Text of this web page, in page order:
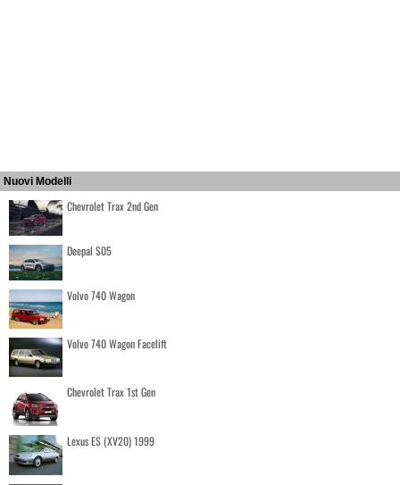
Nuovi Modelli
Chevrolet Trax 2nd Gen
Deepal S05
Volvo 740 Wagon
Volvo 740 Wagon Facelift
Chevrolet Trax 1st Gen
Lexus ES (XV20) 1999